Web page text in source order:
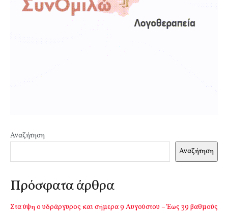
Αναζήτηση
Αναζήτηση
Πρόσφατα άρθρα
Στα ύψη ο υδράργυρος και σήμερα 9 Αυγούστου – Έως 39 βαθμούς